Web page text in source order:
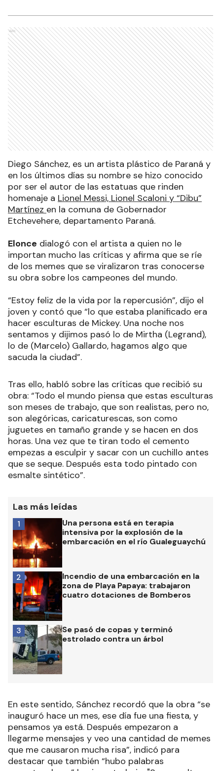
Ads
Diego Sánchez, es un artista plástico de Paraná y
en los últimos días su nombre se hizo conocido
por ser el autor de las estatuas que rinden
homenaje a Lionel Messi, Lionel Scaloni y “Dibu”
Martínez en la comuna de Gobernador
Etchevehere, departamento Paraná.
Elonce dialogó con el artista a quien no le
importan mucho las críticas y afirma que se ríe
de los memes que se viralizaron tras conocerse
su obra sobre los campeones del mundo.
“Estoy feliz de la vida por la repercusión”, dijo el
joven y contó que “lo que estaba planificado era
hacer esculturas de Mickey. Una noche nos
sentamos y dijimos pasó lo de Mirtha (Legrand),
lo de (Marcelo) Gallardo, hagamos algo que
sacuda la ciudad”.
Tras ello, habló sobre las críticas que recibió su
obra: “Todo el mundo piensa que estas esculturas
son meses de trabajo, que son realistas, pero no,
son alegóricas, caricaturescas, son como
juguetes en tamaño grande y se hacen en dos
horas. Una vez que te tiran todo el cemento
empezas a esculpir y sacar con un cuchillo antes
que se seque. Después esta todo pintado con
esmalte sintético”.
Las más leídas
Una persona está en terapia
intensiva por la explosión de la
embarcación en el río Gualeguaychú
1
Incendio de una embarcación en la
zona de Playa Papaya: trabajaron
cuatro dotaciones de Bomberos
2
Se pasó de copas y terminó
estrolado contra un árbol
3
En este sentido, Sánchez recordó que la obra “se
inauguró hace un mes, ese día fue una fiesta, y
pensamos ya está. Después empezaron a
llegarme mensajes y veo una cantidad de memes
que me causaron mucha risa”, indicó para
destacar que también “hubo palabras